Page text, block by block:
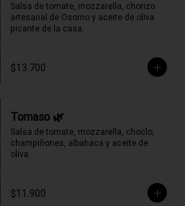
Salsa de tomate, mozzarella, chorizo
artesanal de Osorno y aceite de oliva
picante de la casa.
$13.700
Tomaso 🌿
Salsa de tomate, mozzarella, choclo,
champiñones, albahaca y aceite de
oliva.
$11.900